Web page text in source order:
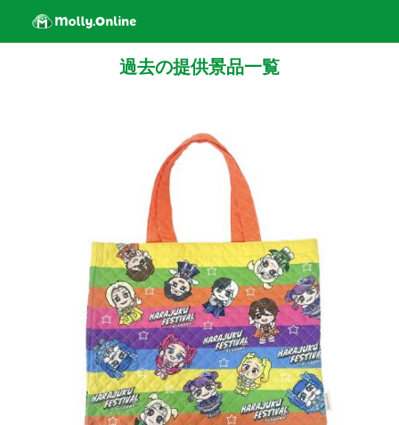
過去の提供景品一覧